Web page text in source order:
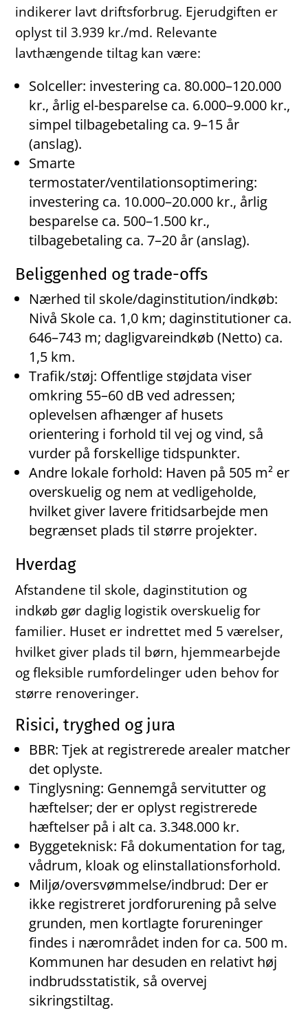
indikerer lavt driftsforbrug. Ejerudgiften er
oplyst til 3.939 kr./md. Relevante
lavthængende tiltag kan være:
Solceller: investering ca. 80.000–120.000
kr., årlig el-besparelse ca. 6.000–9.000 kr.,
simpel tilbagebetaling ca. 9–15 år
(anslag).
Smarte
termostater/ventilationsoptimering:
investering ca. 10.000–20.000 kr., årlig
besparelse ca. 500–1.500 kr.,
tilbagebetaling ca. 7–20 år (anslag).
Beliggenhed og trade-offs
Nærhed til skole/daginstitution/indkøb:
Nivå Skole ca. 1,0 km; daginstitutioner ca.
646–743 m; dagligvareindkøb (Netto) ca.
1,5 km.
Trafik/støj: Offentlige støjdata viser
omkring 55–60 dB ved adressen;
oplevelsen afhænger af husets
orientering i forhold til vej og vind, så
vurder på forskellige tidspunkter.
Andre lokale forhold: Haven på 505 m² er
overskuelig og nem at vedligeholde,
hvilket giver lavere fritidsarbejde men
begrænset plads til større projekter.
Hverdag
Afstandene til skole, daginstitution og
indkøb gør daglig logistik overskuelig for
familier. Huset er indrettet med 5 værelser,
hvilket giver plads til børn, hjemmearbejde
og fleksible rumfordelinger uden behov for
større renoveringer.
Risici, tryghed og jura
BBR: Tjek at registrerede arealer matcher
det oplyste.
Tinglysning: Gennemgå servitutter og
hæftelser; der er oplyst registrerede
hæftelser på i alt ca. 3.348.000 kr.
Byggeteknisk: Få dokumentation for tag,
vådrum, kloak og elinstallationsforhold.
Miljø/oversvømmelse/indbrud: Der er
ikke registreret jordforurening på selve
grunden, men kortlagte forureninger
findes i nærområdet inden for ca. 500 m.
Kommunen har desuden en relativt høj
indbrudsstatistik, så overvej
sikringstiltag.